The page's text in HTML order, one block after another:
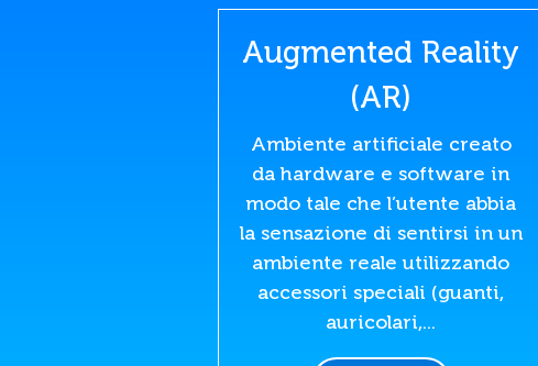
Augmented Reality
(AR)
Ambiente artificiale creato
da hardware e software in
modo tale che l’utente abbia
la sensazione di sentirsi in un
ambiente reale utilizzando
accessori speciali (guanti,
auricolari,...